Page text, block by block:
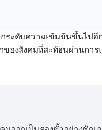
กระดับความเข้มข้นขึ้นไป
งสังคมที่สะท้อนผ่านการ